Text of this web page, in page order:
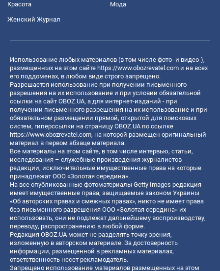
Красота Мода
Женский Журнал
Использование любых материалов (в том числе фото- и видео-),
размещенных на этом сайте https://www.obozrevatel.com и на всех
его поддоменах, в любом виде строго запрещено.
Разрешается использование при получении письменного
разрешения на их использование и при условии обязательной
ссылки на сайт OBOZ.UA, а для интернет-изданий - при
получении письменного разрешения на их использование и при
обязательном размещении прямой, открытой для поисковых
систем, гиперссылки на страницу OBOZ.UA по ссылке
https://www.obozrevatel.com, на которой размещен оригинальный
материал в первом абзаце материала.
Все материалы на этом сайте, в том числе интервью, статьи,
исследования – служебные произведения журналистов
редакции, исключительные имущественные права на которые
принадлежат ООО «Золотая середина».
На все опубликованные фотоматериалы Getty Images редакция
имеет имущественные права, защищаемые законом Украины
«Об авторских правах и смежных правах», никто не имеет права
без письменного разрешения ООО «Золотая середина» их
использовать, они не подлежат дальнейшему воспроизводству,
переводу, распространению в любой форме.
Редакция OBOZ.UA может не разделять точку зрения,
изложенную в авторском материале. За достоверность
информации, размещенной в рекламных материалах,
ответственность несет рекламодатель.
Запрещено использование материалов размещенных на этом